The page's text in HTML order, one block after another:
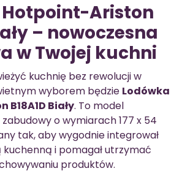
Ariston
– nowoczesna
w Twojej kuchni
kuchnię bez rewolucji w
wyborem będzie Lodówka
Biały. To model
o wymiarach 177 x 54
tak, aby wygodnie integrował
i pomagał utrzymać
produktów.